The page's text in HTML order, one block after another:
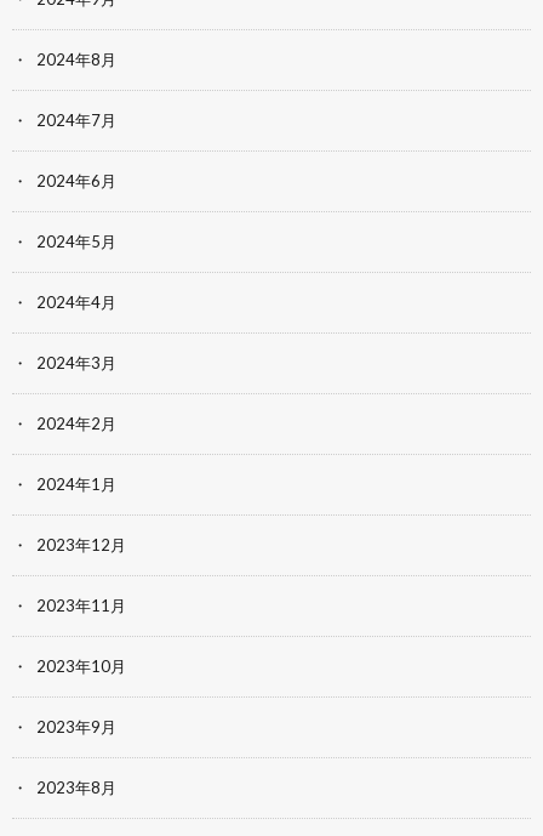
2024年8月
2024年7月
2024年6月
2024年5月
2024年4月
2024年3月
2024年2月
2024年1月
2023年12月
2023年11月
2023年10月
2023年9月
2023年8月